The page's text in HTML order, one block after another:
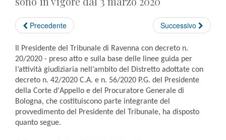
Precedente Successivo
Il Presidente del Tribunale di Ravenna con decreto n.
20/2020 - preso atto e sulla base delle linee guida per
l’attività giudiziaria nell’ambito del Distretto adottate con
decreto n. 42/2020 C.A. e n. 56/2020 P.G. del Presidente
della Corte d'Appello e del Procuratore Generale di
Bologna, che costituiscono parte integrante del
provvedimento del Presidente del Tribunale, ha disposto
quanto segue.